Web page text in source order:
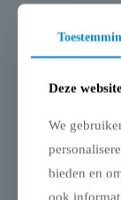
Deze
We
bieden en
ook